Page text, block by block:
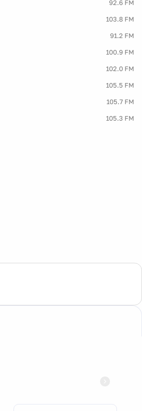
92.6 FM
103.8 FM
91.2 FM
100.9 FM
102.0 FM
105.5 FM
105.7 FM
105.3 FM